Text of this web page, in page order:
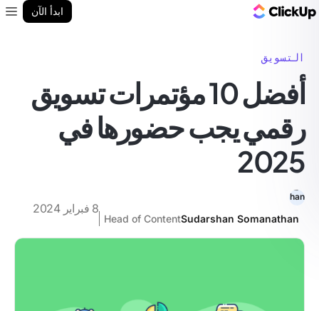
ابدأ الآن
التسويق
أفضل 10 مؤتمرات تسويق
رقمي يجب حضورها في
2025
Sudarshan Somanathan
Head of Content
8 فبراير 2024